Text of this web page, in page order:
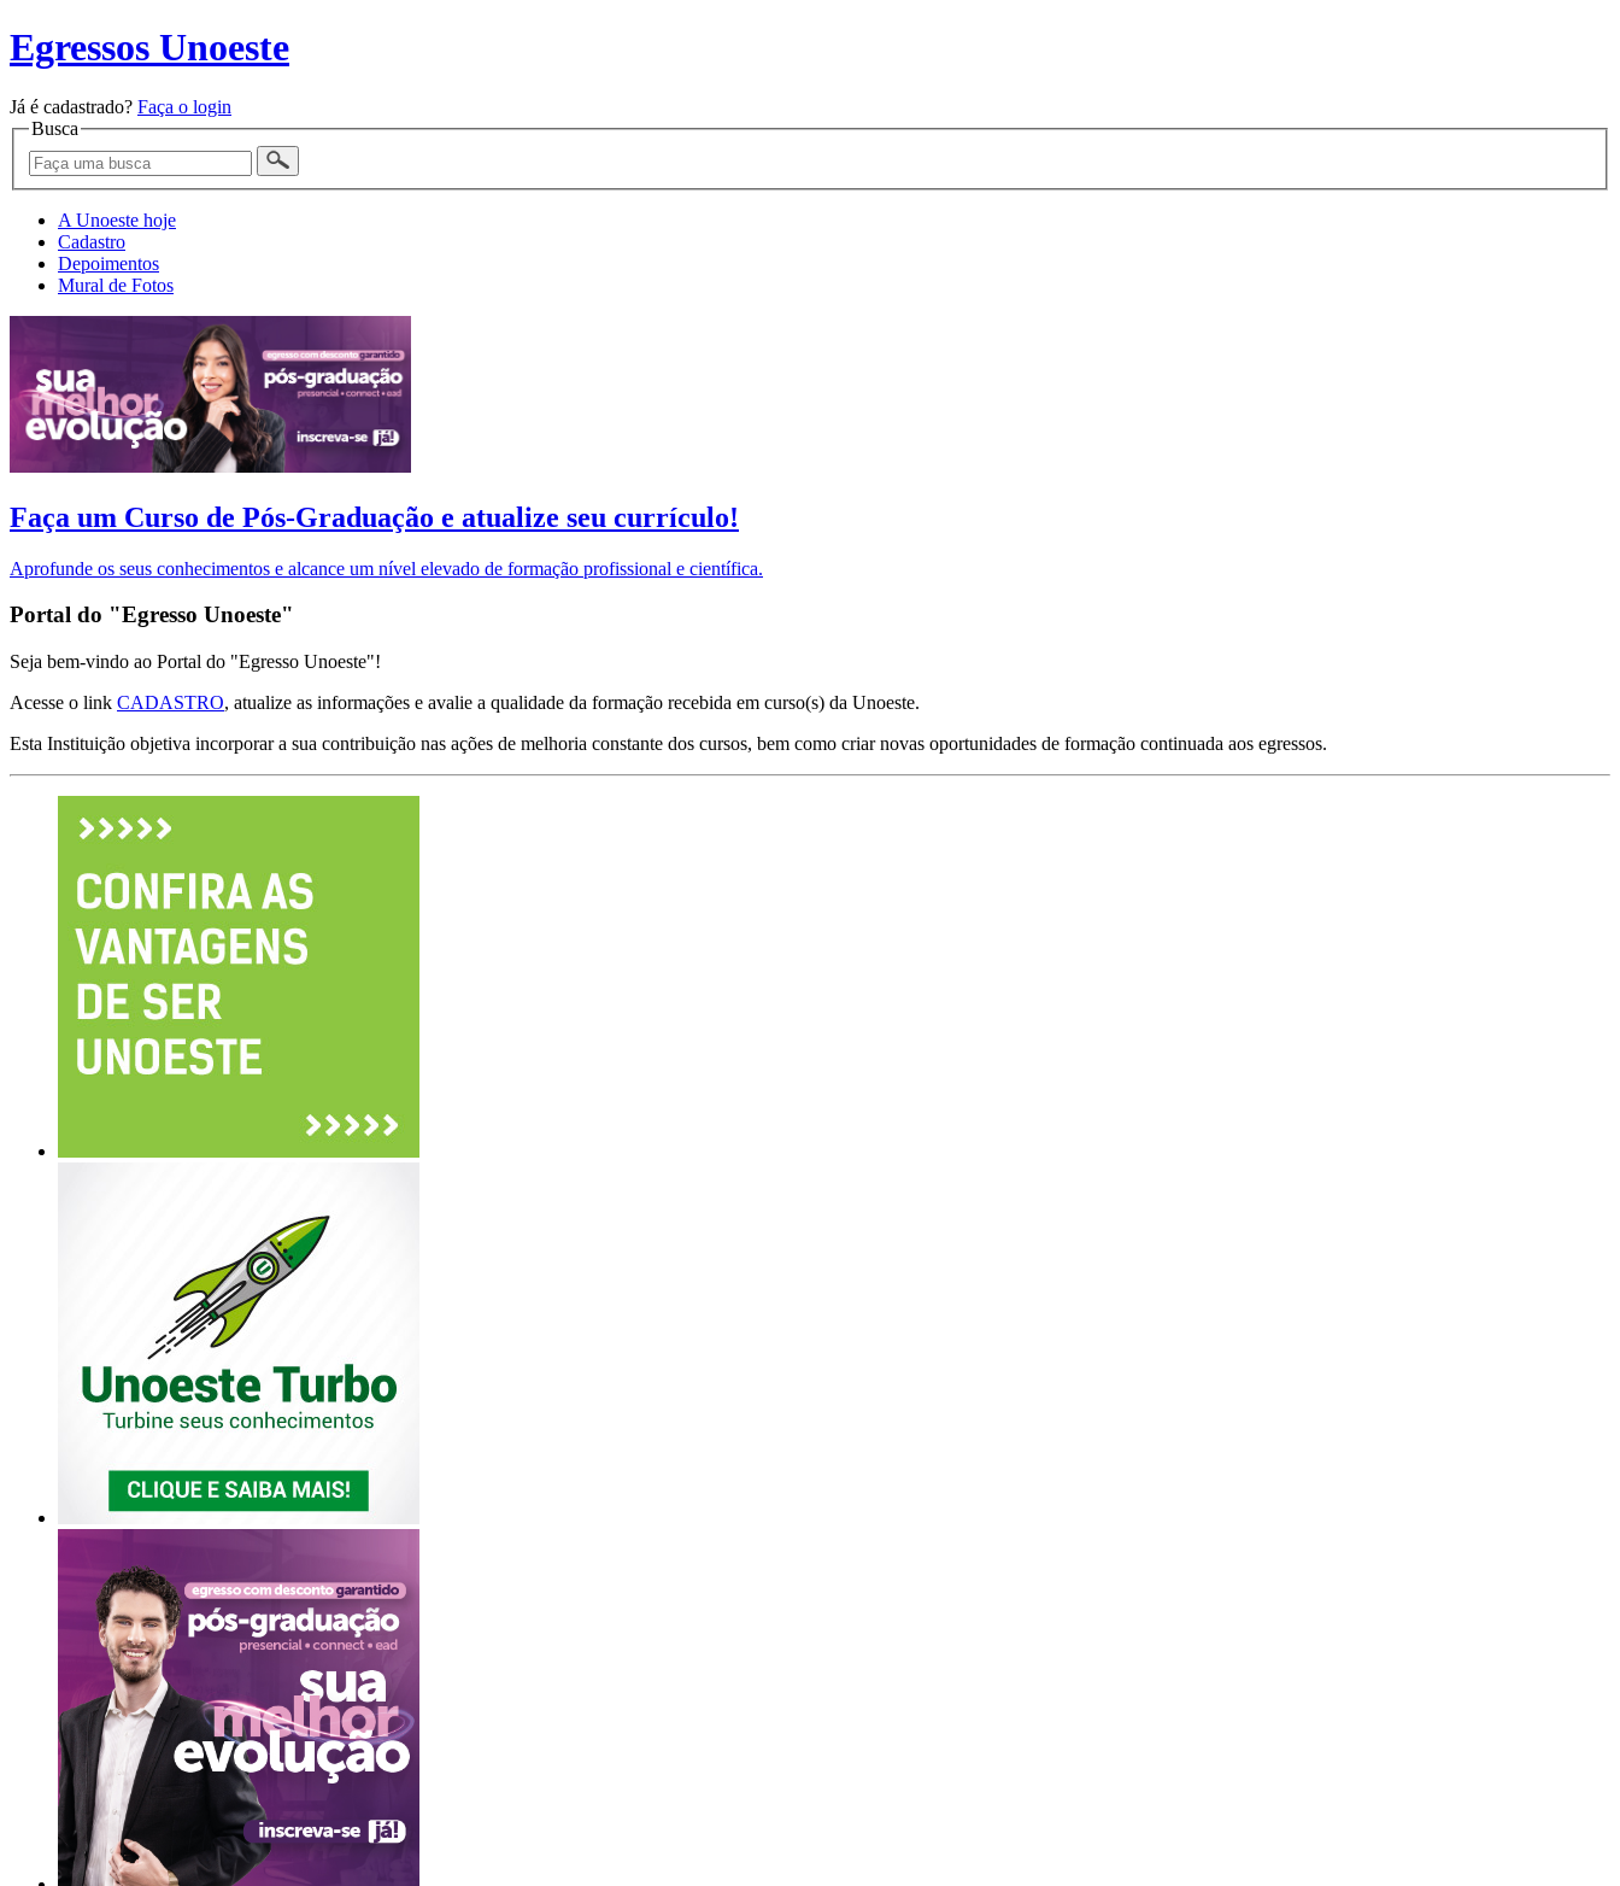
Egressos Unoeste
Já é cadastrado? Faça o login
Busca
A Unoeste hoje
Cadastro
Depoimentos
Mural de Fotos
Faça um Curso de Pós-Graduação e atualize seu currículo!
Aprofunde os seus conhecimentos e alcance um nível elevado de formação profissional e científica.
Portal do "Egresso Unoeste"
Seja bem-vindo ao Portal do "Egresso Unoeste"!
Acesse o link CADASTRO, atualize as informações e avalie a qualidade da formação recebida em curso(s) da Unoeste.
Esta Instituição objetiva incorporar a sua contribuição nas ações de melhoria constante dos cursos, bem como criar novas oportunidades de formação continuada aos egressos.